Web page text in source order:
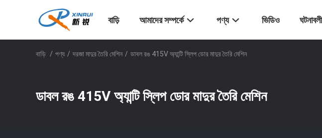
বাড়ি আমাদের সম্পর্কে পণ্য ভিডিও ঘটনাবলী
বাড়ি / পণ্য / দরজা মাদুর তৈরি মেশিন / ডাবল রঙ 415V অ্যান্টি স্লিপ ডোর মাদুর তৈরি মেশিন
ডাবল রঙ 415V অ্যান্টি স্লিপ ডোর মাদুর তৈরি মেশিন